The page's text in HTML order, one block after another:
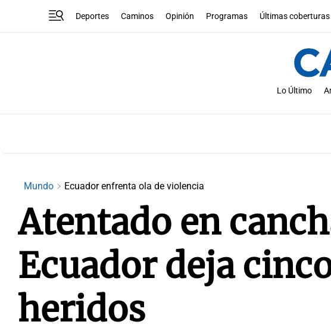
Deportes Caminos Opinión Programas Últimas coberturas
Lo Último
Mundo Ecuador enfrenta ola de violencia
Atentado en
Ecuador deja
heridos